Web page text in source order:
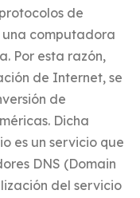
de
computadora
Por esta razón,
de Internet, se
de
Dicha
es un servicio que
DNS (Domain
del servicio